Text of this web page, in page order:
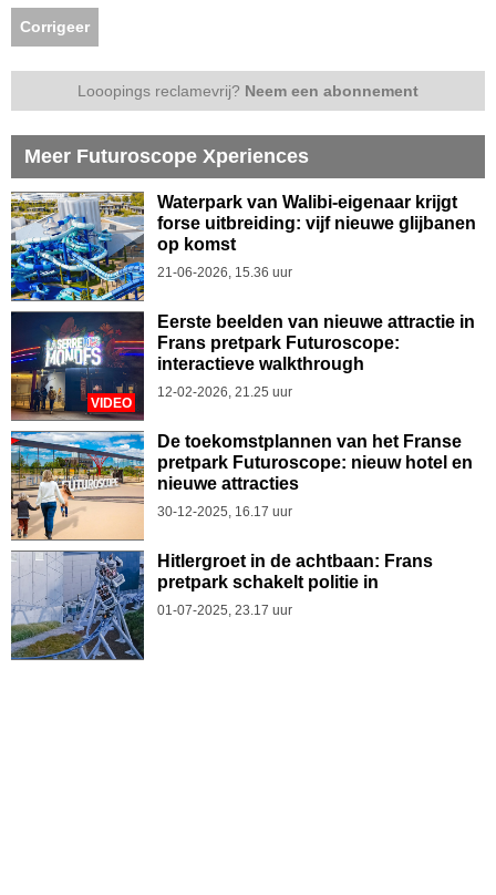
Corrigeer
Looopings reclamevrij? Neem een abonnement
Meer Futuroscope Xperiences
Waterpark van Walibi-eigenaar krijgt
forse uitbreiding: vijf nieuwe glijbanen
op komst
21-06-2026, 15.36 uur
VIDEO
Eerste beelden van nieuwe attractie in
Frans pretpark Futuroscope:
interactieve walkthrough
12-02-2026, 21.25 uur
De toekomstplannen van het Franse
pretpark Futuroscope: nieuw hotel en
nieuwe attracties
30-12-2025, 16.17 uur
Hitlergroet in de achtbaan: Frans
pretpark schakelt politie in
01-07-2025, 23.17 uur